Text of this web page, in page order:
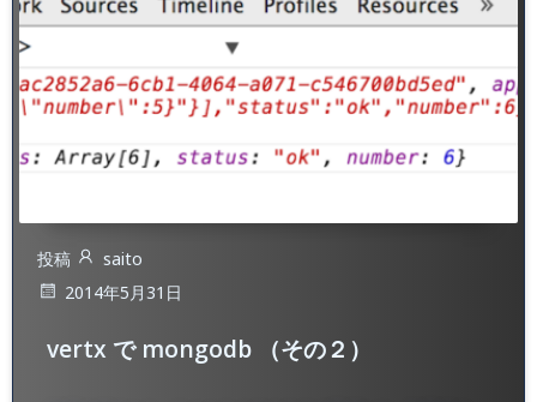
投稿
saito
2014年5月31日
vertx で mongodb （その２）